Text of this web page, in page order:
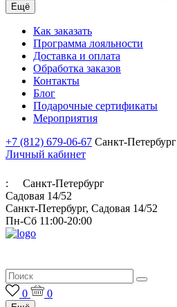
Ещё
Как заказать
Программа лояльности
Доставка и оплата
Обработка заказов
Контакты
Блог
Подарочные сертификаты
Мероприятия
+7 (812) 679-06-67 Санкт-Петербург
Личный кабинет
:
Санкт-Петербург
Садовая 14/52
Санкт-Петербург, Садовая 14/52
Пн-Сб 11:00-20:00
0 0